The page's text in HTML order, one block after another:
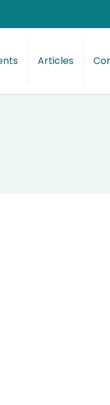
Articles